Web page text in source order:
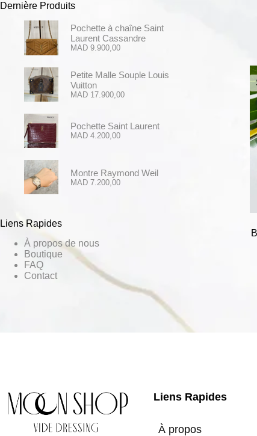
Dernière Produits
Pochette à chaîne Saint
Laurent Cassandre
MAD 9.900,00
Petite Malle Souple Louis
Vuitton
MAD 17.900,00
Pochette Saint Laurent
MAD 4.200,00
Montre Raymond Weil
MAD 7.200,00
Liens Rapides
À propos de nous
Boutique
FAQ
Contact
Liens Rapides
À propos